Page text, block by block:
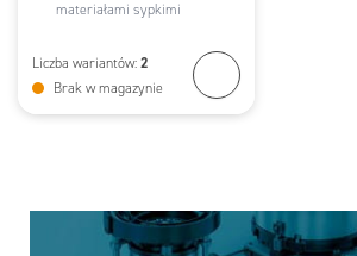
materiałami sypkimi
Liczba wariantów: 2
Brak w magazynie